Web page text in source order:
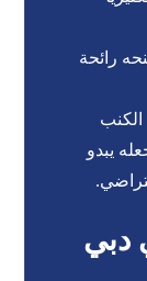
رائحة
يبدو
دبي